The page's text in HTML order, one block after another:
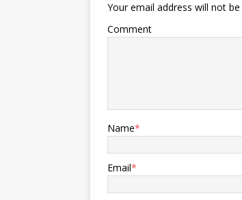
Your email address will not be
Comment
Name*
Email*